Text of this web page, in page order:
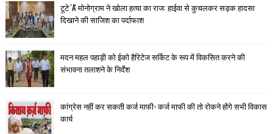
टूटे 'A' मोनोग्राम ने खोला हत्या का राज: हाईवा से कुचलकर सड़क हादसा
दिखाने की साजिश का पर्दाफाश
मदन महल पहाड़ी को ईको हैरिटेज सर्किट के रूप में विकसित करने की
संभावना तलाशने के निर्देश
कांग्रेस नहीं कर सकती कर्ज माफी- कर्ज माफी की तो रोकने होंगे सभी विकास
कार्य